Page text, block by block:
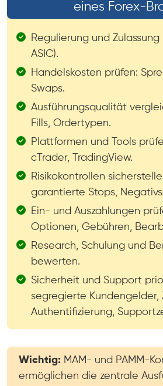
eines Forex-
Regulierung und Zulassung
ASIC).
Handelskosten prüfen:
Swaps.
Ausführungsqualität
Fills, Ordertypen.
Plattformen und Tools
cTrader, TradingView.
Risikokontrollen
garantierte Stops,
Ein- und Auszahlungen
Optionen, Gebühren,
Research, Schulung und
bewerten.
Sicherheit und Support
segregierte
Authentifizierung,
Wichtig: MAM- und PAMM-
ermöglichen die zentrale